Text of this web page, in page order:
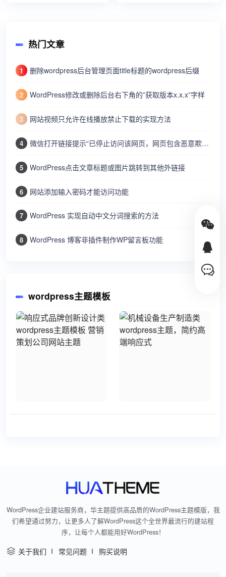
热门文章
1 删除wordpress后台管理页面title标题的wordpress后缀
2 WordPress修改或删除后台右下角的”获取版本x.x.x”字样
3 网站视频只允许在线播放禁止下载的实现方法
4 微信打开链接提示“已停止访问该网页，网页包含恶意欺诈内容…”
5 WordPress点击文章标题或图片跳转到其他外链接
6 网站添加输入密码才能访问功能
7 WordPress 实现自动中文分词搜索的方法
8 WordPress 博客非插件制作WP留言板功能
wordpress主题模板
WordPress企业建站服务商，华主题提供高品质的WordPress主题模版，我
们希望通过努力，让更多人了解WordPress这个全世界最流行的建站程
序，让每个人都能用好WordPress！
关于我们 常见问题 购买说明